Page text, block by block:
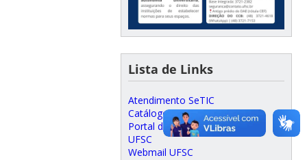
Lista de Links
Atendimento SeTIC
Catálogo Telefônico UFSC
Portal do Servidor
UFSC
Webmail UFSC